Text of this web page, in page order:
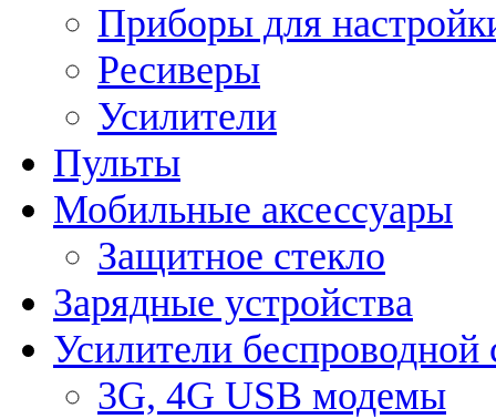
Приборы для
Ресиверы
Усилители
Пульты
Мобильные аксессуары
Защитное стекло
Зарядные устройства
Усилители беспроводной
3G, 4G USB модемы